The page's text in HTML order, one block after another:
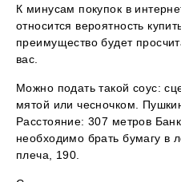
К минусам покупок в
относится вероятность
преимущество будет
вас.
Можно подать такой соус:
мятой или чесночком.
Расстояние: 307 метров
необходимо брать бумагу в
плеча, 190.